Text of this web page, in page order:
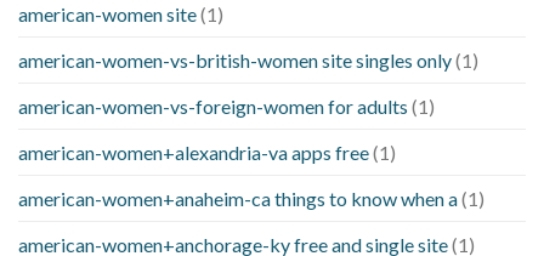
american-women site(1)
american-women-vs-british-women site singles only(1)
american-women-vs-foreign-women for adults (1)
american-women+alexandria-va apps free(1)
american-women+anaheim-ca things to know when a(1)
american-women+anchorage-ky free and single site(1)